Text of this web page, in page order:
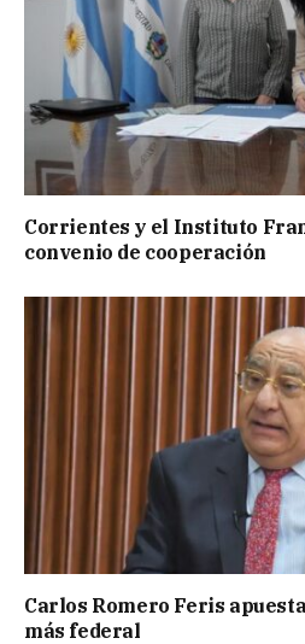
Corrientes y el Instituto
convenio de cooperación
Carlos Romero Feris
más federal